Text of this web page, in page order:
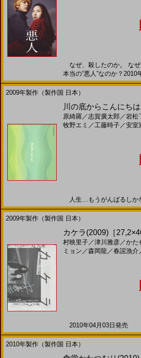
なぜ、殺したのか。 な
本当の“悪人”なのか？
2009年製作（製作国 日本）
川の底からこんにち
原綺羅 ／志賀廣太郎 ／岩松
牧野エミ ／工藤時子／安室
人生…もうがんばるしか
2009年製作（製作国 日本）
カケラ(2009)［
村映里子／津川雅彦／かた
ミョン ／森岡龍／春謡漁介
2010年04月03日発売
2010年製作（製作国 日本）